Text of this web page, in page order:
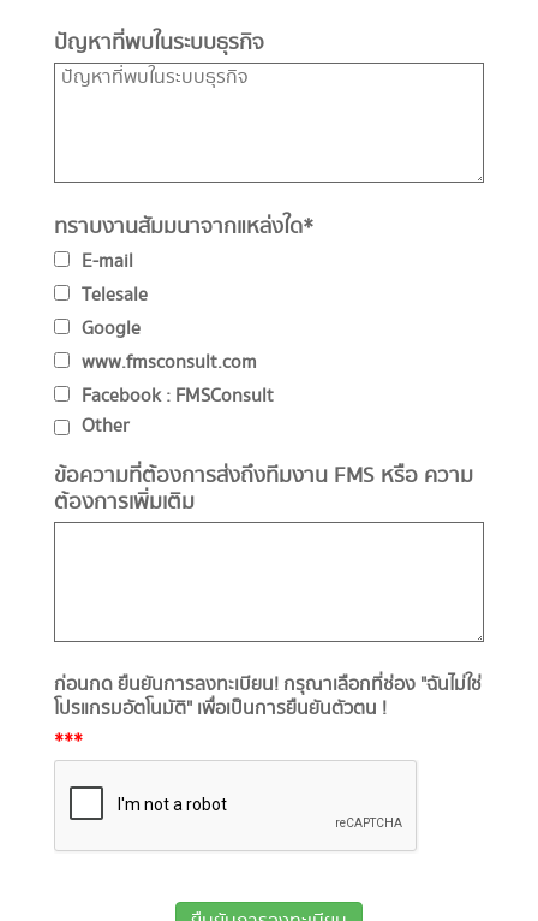
ปัญหาที่พบในระบบธุรกิจ
ทราบงานสัมมนาจากแหล่งใด*
E-mail
Telesale
Google
www.fmsconsult.com
Facebook : FMSConsult
Other
ข้อความที่ต้องการส่งถึงทีมงาน FMS หรือ ความ
ต้องการเพิ่มเติม
ก่อนกด ยืนยันการลงทะเบียน! กรุณาเลือกที่ช่อง "ฉันไม่ใช่
โปรแกรมอัตโนมัติ" เพื่อเป็นการยืนยันตัวตน !
***